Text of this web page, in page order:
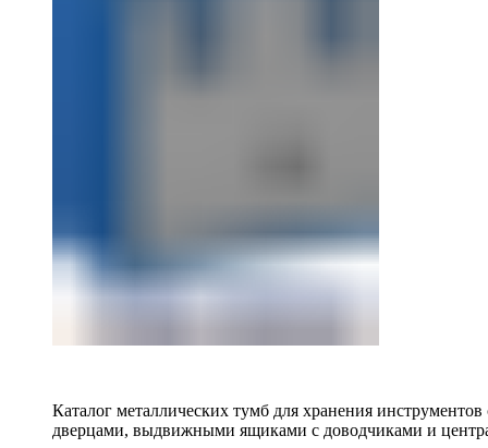
Каталог металлических тумб для хранения
дверцами, выдвижными ящиками с доводчиками и